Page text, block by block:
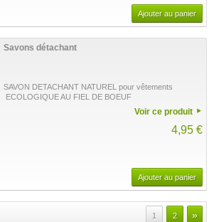
Ajouter au panier
Savons détachant
SAVON DETACHANT NATUREL pour vêtements
ECOLOGIQUE AU FIEL DE BOEUF
Voir ce produit
4,95 €
Ajouter au panier
1 2 »